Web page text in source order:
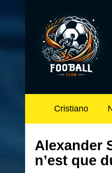
Cristiano
Alexander
n’est que